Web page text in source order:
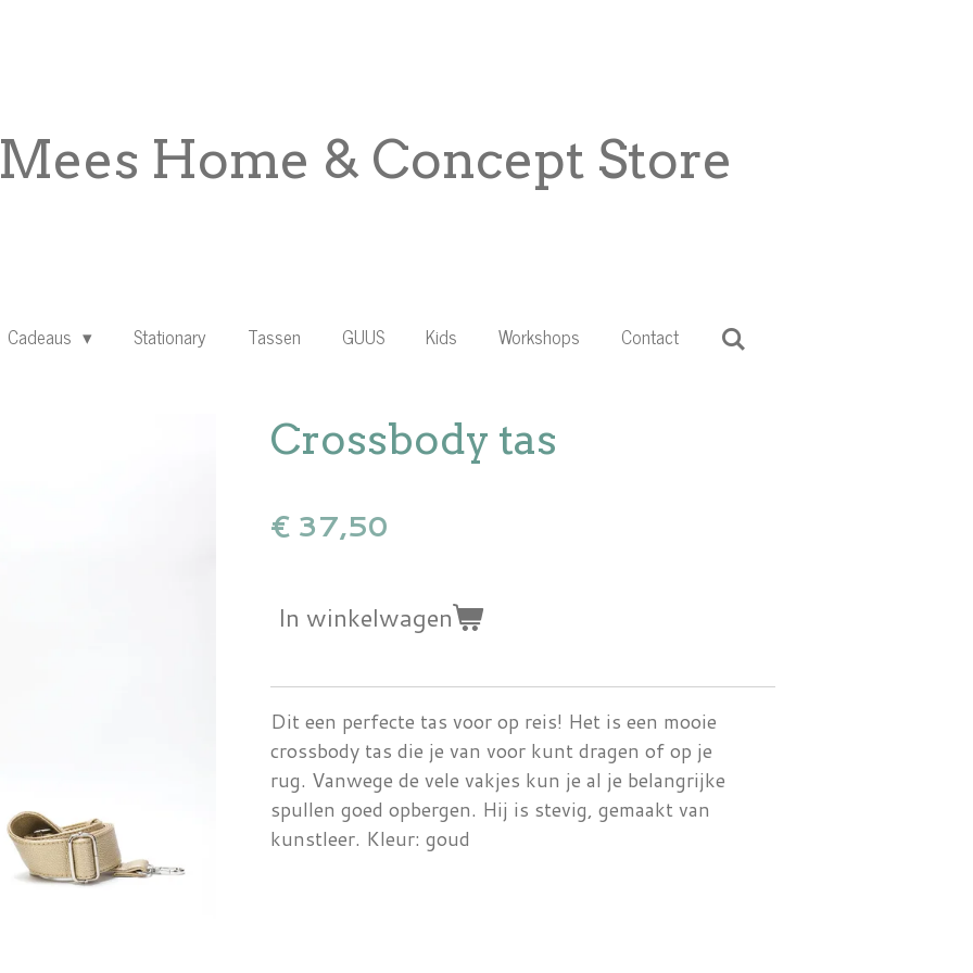
Mees Home & Concept Store
Cadeaus Stationary Tassen GUUS Kids Workshops Contact
Crossbody tas
€ 37,50
In winkelwagen
Dit een perfecte tas voor op reis! Het is een mooie
crossbody tas die je van voor kunt dragen of op je
rug. Vanwege de vele vakjes kun je al je belangrijke
spullen goed opbergen. Hij is stevig, gemaakt van
kunstleer. Kleur: goud